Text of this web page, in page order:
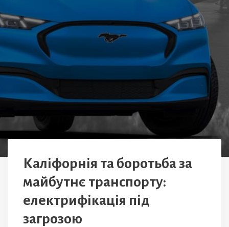
Каліфорнія та боротьба за
майбутнє транспорту:
електрифікація під
загрозою